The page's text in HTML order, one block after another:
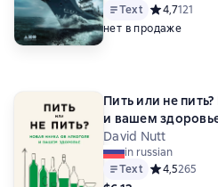
Text Средний
4,7121
нет в продаже
Пить или не
и вашем
David Nutt
in russian
Text Средний
4,5265